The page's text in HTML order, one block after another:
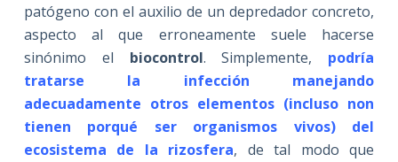
patógeno con el auxilio de un depredador concreto,
aspecto al que erroneamente suele hacerse
sinónimo el biocontrol. Simplemente, podría
tratarse la infección manejando
adecuadamente otros elementos (incluso non
tienen porqué ser organismos vivos) del
ecosistema de la rizosfera, de tal modo que